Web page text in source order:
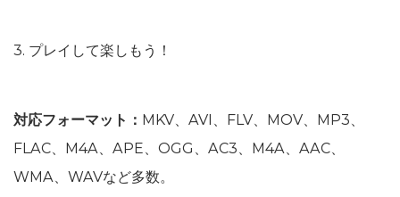
3. プレイして楽しもう！
対応フォーマット： MKV、AVI、FLV、MOV、MP3、
FLAC、M4A、APE、OGG、AC3、M4A、AAC、
WMA、WAVなど多数。